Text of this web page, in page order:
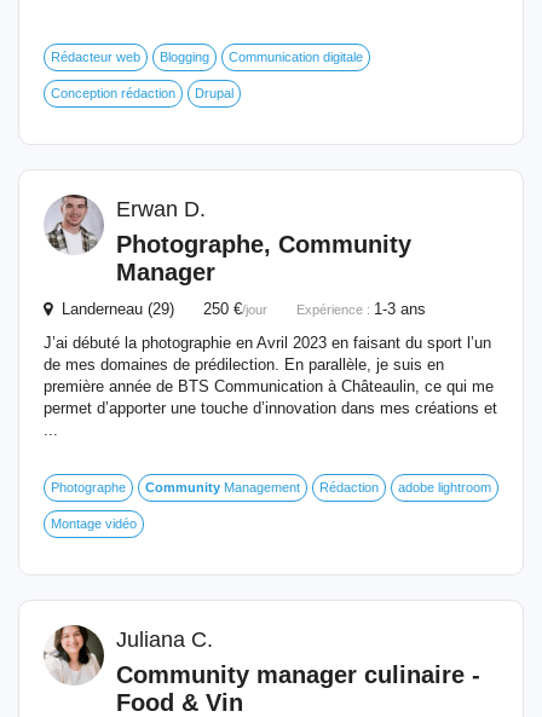
Rédacteur web Blogging Communication digitale
Conception rédaction Drupal
Erwan D.
Photographe, Community
Manager
Landerneau (29) 250 €/jour Expérience : 1-3 ans
J’ai débuté la photographie en Avril 2023 en faisant du sport l’un
de mes domaines de prédilection. En parallèle, je suis en
première année de BTS Communication à Châteaulin, ce qui me
permet d’apporter une touche d’innovation dans mes créations et
...
Photographe Community Management Rédaction adobe lightroom
Montage vidéo
Juliana C.
Community manager culinaire -
Food & Vin